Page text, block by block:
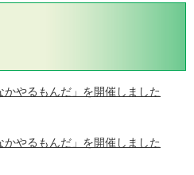
やるもんだ」を開催しました
やるもんだ」を開催しました